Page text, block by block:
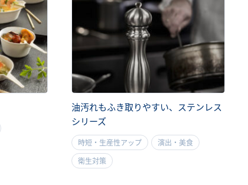
油汚れもふき取りやすい、ステンレス
シリーズ
時短・生産性アップ 演出・美食
衛生対策